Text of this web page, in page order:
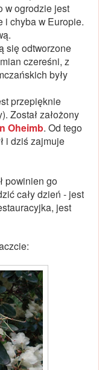
w ogrodzie jest
i chyba w Europie.
się odtworzone
czereśni, z
były
przepięknie
Został założony
Oheimb. Od tego
i dziś zajmuje
powinien go
cały dzień - jest
jest